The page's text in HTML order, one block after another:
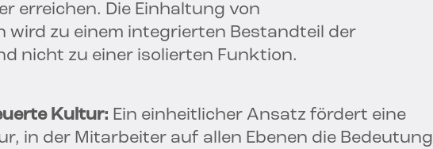
erreichen. Die Einhaltung von
wird zu einem integrierten Bestandteil der
nicht zu einer isolierten Funktion.
Kultur: Ein einheitlicher Ansatz fördert eine
in der Mitarbeiter auf allen Ebenen die Bedeutung